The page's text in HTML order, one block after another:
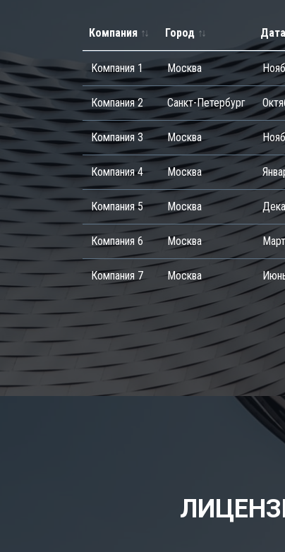
Компания Город
Компания 1 Москва
Компания 2 Санкт-Петербург
Компания 3 Москва
Компания 4 Москва
Компания 5 Москва
Компания 6 Москва
Компания 7 Москва